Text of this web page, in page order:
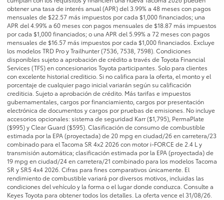
obtener una tasa de interés anual (APR) del 3.99% a 48 meses con pagos
mensuales de $22.57 más impuestos por cada $1,000 financiados; una
APR del 4.99% a 60 meses con pagos mensuales de $18.87 más impuestos
por cada $1,000 financiados; o una APR del 5.99% a 72 meses con pagos
mensuales de $16.57 más impuestos por cada $1,000 financiados. Excluye
los modelos TRD Pro y Trailhunter (7536, 7538, 7598). Condiciones
disponibles sujeto a aprobación de crédito a través de Toyota Financial
Services (TFS) en concesionarios Toyota participantes. Solo para clientes
con excelente historial crediticio. Si no califica para la oferta, el monto y el
porcentaje de cualquier pago inicial variarán según su calificación
crediticia. Sujeto a aprobación de crédito. Más tarifas e impuestos
gubernamentales, cargos por financiamiento, cargos por presentación
electrónica de documentos y cargos por pruebas de emisiones. No incluye
accesorios opcionales: sistema de seguridad Karr ($1,795), PermaPlate
($995) y Clear Guard ($595). Clasificación de consumo de combustible
estimada por la EPA (proyectada) de 20 mpg en ciudad/26 en carretera/23
combinado para el Tacoma SR 4x2 2026 con motor i-FORCE de 2.4 L y
transmisión automática; clasificación estimada por la EPA (proyectada) de
19 mpg en ciudad/24 en carretera/21 combinado para los modelos Tacoma
SR y SR5 4x4 2026. Cifras para fines comparativos únicamente. El
rendimiento de combustible variará por diversos motivos, incluidas las
condiciones del vehículo y la forma o el lugar donde conduzca. Consulte a
Keyes Toyota para obtener todos los detalles. La oferta vence el 31/08/26.